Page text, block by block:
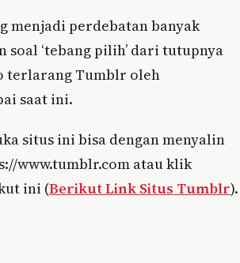
menjadi perdebatan banyak
soal ‘tebang pilih’ dari tutupnya
terlarang Tumblr oleh
saat ini.
situs ini bisa dengan menyalin
www.tumblr.com atau klik
ini (Berikut Link Situs Tumblr).